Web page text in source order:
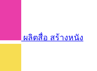
ผลิตสื่อ สร้างหนัง